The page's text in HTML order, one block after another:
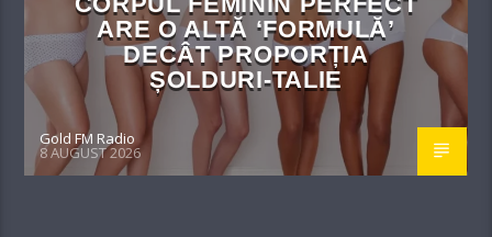
ARE O ALTĂ ‘FORMULĂ’
DECÂT PROPORȚIA
ȘOLDURI-TALIE
Gold FM Radio
8 AUGUST 2026